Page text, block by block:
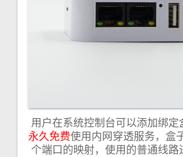
用户在系统控制台可以添加绑定
永久免费使用内网穿透服务，盒
个端口的映射，使用的普通线路